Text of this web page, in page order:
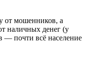
от мошенников, а
наличных денег (у
— почти всё население